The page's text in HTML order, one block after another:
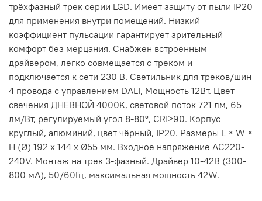
трёхфазный трек серии LGD. Имеет защиту от пыли IP20
для применения внутри помещений. Низкий
коэффициент пульсации гарантирует зрительный
комфорт без мерцания. Снабжен встроенным
драйвером, легко совмещается с треком и
подключается к сети 230 В. Светильник для треков/шин
4 провода с управлением DALI, Мощность 12Вт. Цвет
свечения ДНЕВНОЙ 4000K, световой поток 721 лм, 65
лм/Вт, регулируемый угол 8-80°, CRI>90. Корпус
круглый, алюминий, цвет чёрный, IP20. Размеры L × W ×
H (Ø) 192 х 144 х Ø55 мм. Входное напряжение AC220-
240V. Монтаж на трек 3-фазный. Драйвер 10-42В (300-
800 мА), 50/60Гц, максимальная мощность 42W.